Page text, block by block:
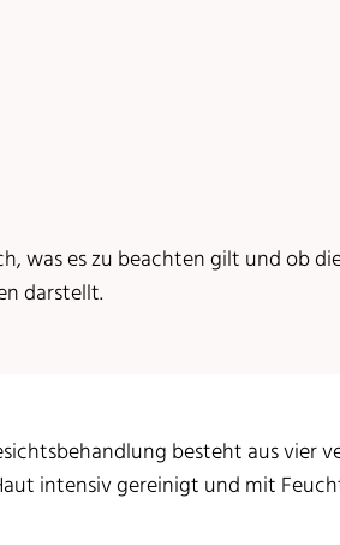
was es zu beachten gilt und ob
darstellt.
besteht aus vier
intensiv gereinigt und mit